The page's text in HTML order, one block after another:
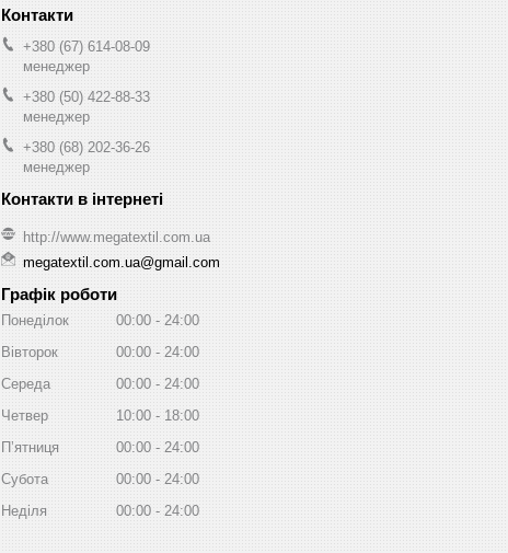
+380 (67) 614-08-09
менеджер
+380 (50) 422-88-33
менеджер
+380 (68) 202-36-26
менеджер
http://www.megatextil.com.ua
megatextil.com.ua@gmail.com
Графік роботи
Понеділок 00:00
24:00
Вівторок
00:00
24:00
Середа
00:00
24:00
Четвер
10:00
18:00
Пʼятниця
00:00
24:00
Субота
00:00
24:00
Неділя
00:00 24:00